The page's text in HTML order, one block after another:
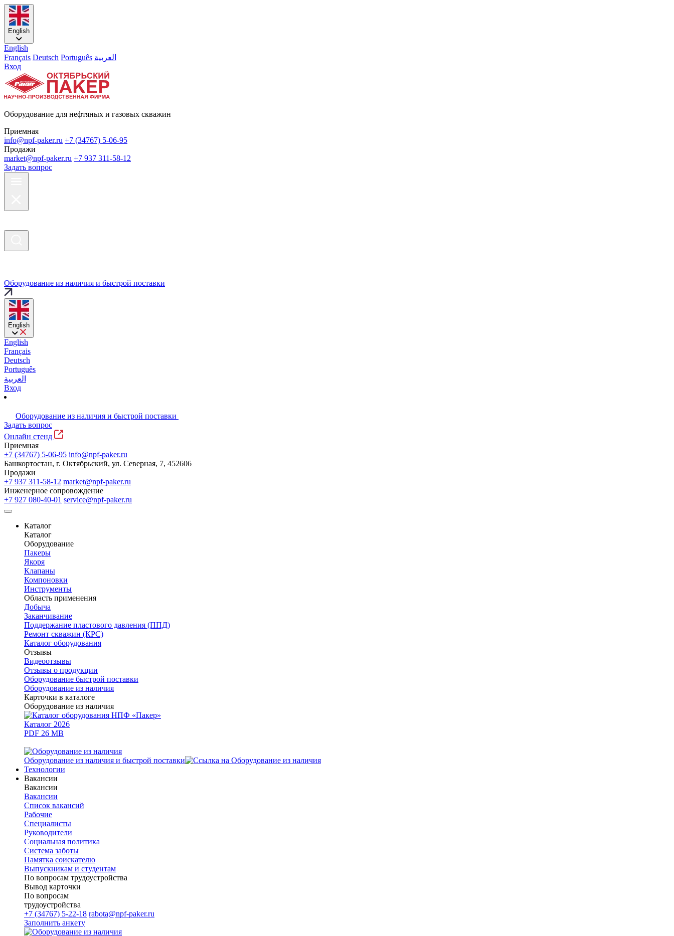
English
English
Français Deutsch Português العربية
Вход
Оборудование для нефтяных и газовых скважин
Приемная
info@npf-paker.ru +7 (34767) 5-06-95
Продажи
market@npf-paker.ru +7 937 311-58-12
Задать вопрос
Оборудование из наличия и быстрой поставки
English
English
Français
Deutsch
Português
العربية
Вход
Оборудование из наличия и быстрой поставки
Задать вопрос
Онлайн стенд
Приемная
+7 (34767) 5-06-95 info@npf-paker.ru
Башкортостан, г. Октябрьский, ул. Северная, 7, 452606
Продажи
+7 937 311-58-12 market@npf-paker.ru
Инженерное сопровождение
+7 927 080-40-01 service@npf-paker.ru
Каталог
Каталог
Оборудование
Пакеры
Якоря
Клапаны
Компоновки
Инструменты
Область применения
Добыча
Заканчивание
Поддержание пластового давления (ППД)
Ремонт скважин (КРС)
Каталог оборудования
Отзывы
Видеоотзывы
Отзывы о продукции
Оборудование быстрой поставки
Оборудование из наличия
Карточки в каталоге
Оборудование из наличия
Каталог 2026
PDF 26 MB
Оборудование из наличия и быстрой поставки
Технологии
Вакансии
Вакансии
Вакансии
Список вакансий
Рабочие
Специалисты
Руководители
Cоциальная политика
Система заботы
Памятка соискателю
Выпускникам и студентам
По вопросам трудоустройства
Вывод карточки
По вопросам
трудоустройства
+7 (34767) 5-22-18 rabota@npf-paker.ru
Заполнить анкету